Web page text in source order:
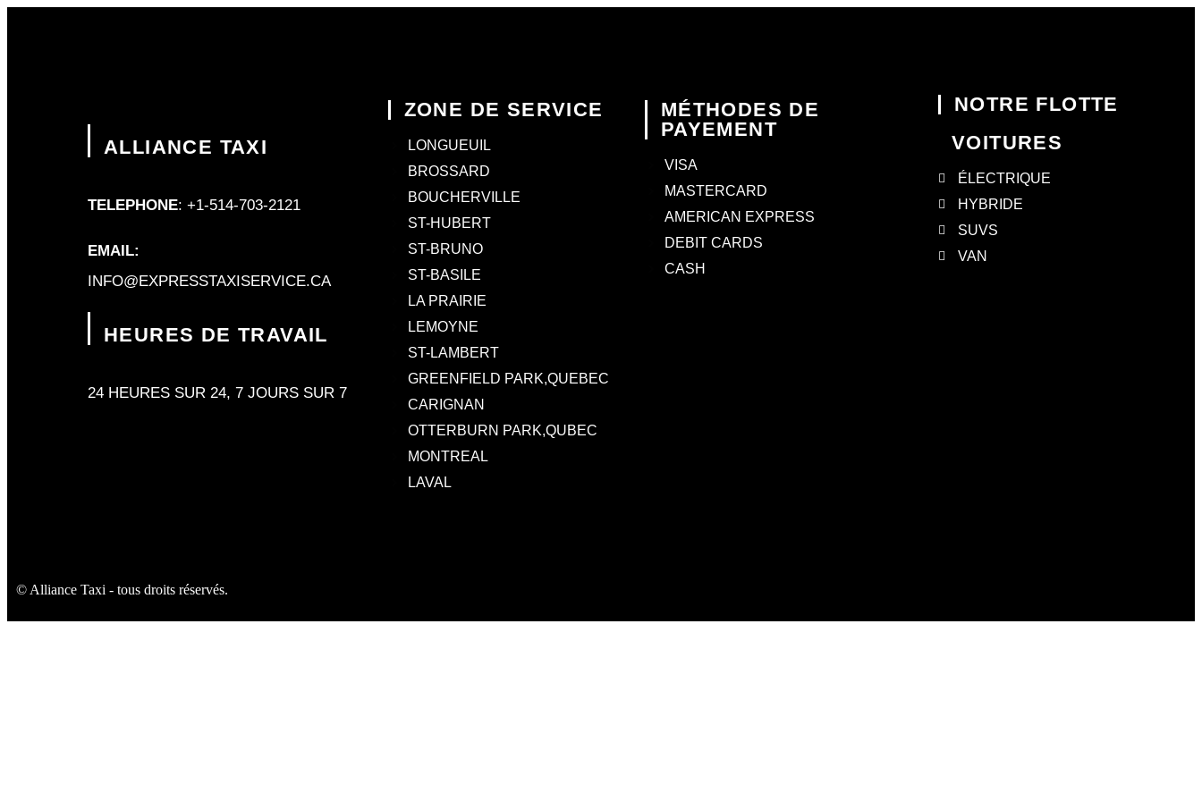
ALLIANCE TAXI
TELEPHONE: +1-514-703-2121
EMAIL:
INFO@EXPRESSTAXISERVICE.CA
HEURES DE TRAVAIL
24 HEURES SUR 24, 7 JOURS SUR 7
ZONE DE SERVICE
LONGUEUIL
BROSSARD
BOUCHERVILLE
ST-HUBERT
ST-BRUNO
ST-BASILE
LA PRAIRIE
LEMOYNE
ST-LAMBERT
GREENFIELD PARK,QUEBEC
CARIGNAN
OTTERBURN PARK,QUBEC
MONTREAL
LAVAL
MÉTHODES DE
PAYEMENT
VISA
MASTERCARD
AMERICAN EXPRESS
DEBIT CARDS
CASH
NOTRE FLOTTE
VOITURES
ÉLECTRIQUE
HYBRIDE
SUVS
VAN
© Alliance Taxi - tous droits réservés.